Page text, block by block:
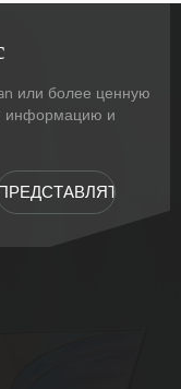
или более ценную
информацию и